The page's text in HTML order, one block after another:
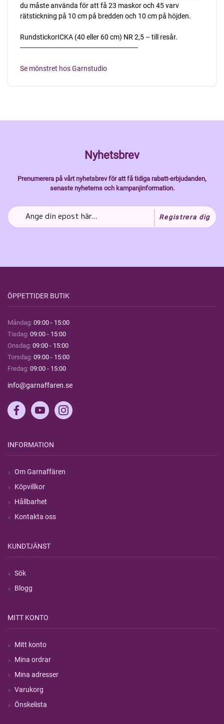
du måste använda för att få 23 maskor och 45 varv
rätstickning på 10 cm på bredden och 10 cm på höjden.
RundstickorICKA (40 eller 60 cm) NR 2,5 – till resår.
-----------------------------------------------------------
Se mönstret hos Garnstudio
Nyhetsbrev
Prenumerera på vårt nyhetsbrev för att få tidiga rabatt-erbjudanden,
senaste nyheterns och kampanjinformation.
Registrera dig
ÖPPETTIDER BUTIK
Måndag: 09:00 - 15:00
Tisdag: 09:00 - 15:00
Onsdag: 09:00 - 15:00
Torsdag: 09:00 - 15:00
Fredag: 09:00 - 15:00
info@garnaffaren.se
INFORMATION
Om Garnaffären
Köpvillkor
Hållbarhet
Kontakta oss
KUNDTJÄNST
Sök
Blogg
MITT KONTO
Mitt konto
Mina ordrar
Mina adresser
Varukorg
Önskelista